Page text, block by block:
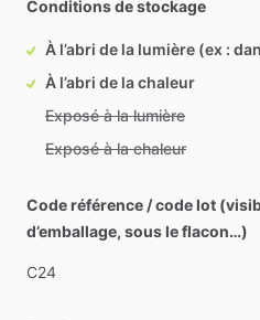
Conditions de stockage
À l’abri de la lumière (ex :
À l’abri de la chaleur
Exposé à la lumière
Exposé à la chaleur
Code référence / code lot
d’emballage, sous le flacon…)
C24